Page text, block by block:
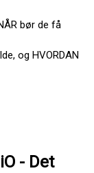
bør de få
og HVORDAN
- Det